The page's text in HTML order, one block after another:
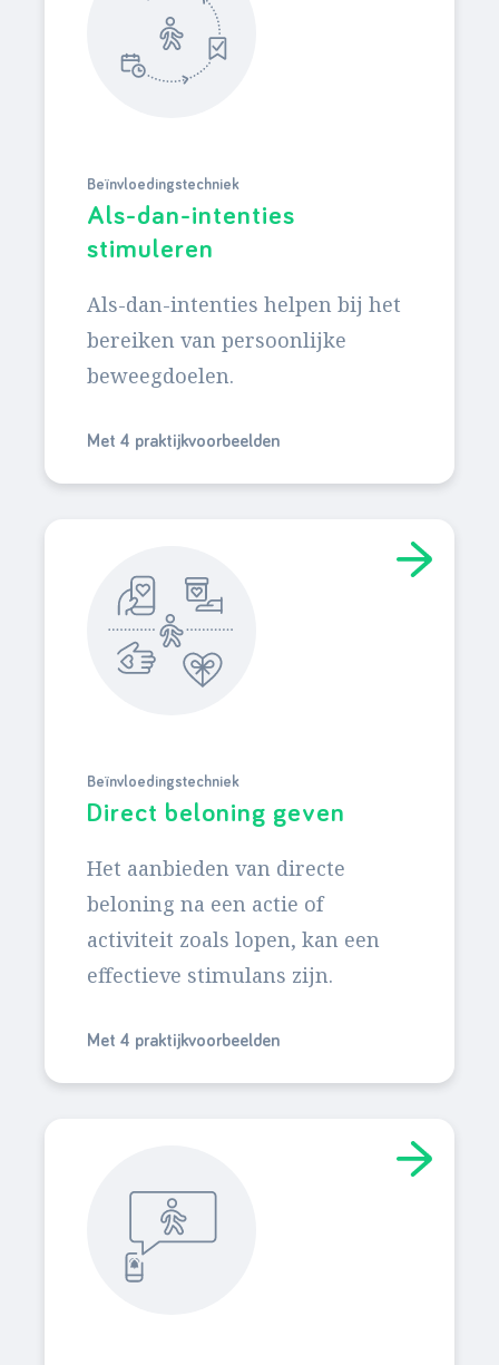
Beïnvloedingstechniek
Als-dan-intenties
stimuleren
Als-dan-intenties helpen bij het
bereiken van persoonlijke
beweegdoelen.
Met 4 praktijkvoorbeelden
Beïnvloedingstechniek
Direct beloning geven
Het aanbieden van directe
beloning na een actie of
activiteit zoals lopen, kan een
effectieve stimulans zijn.
Met 4 praktijkvoorbeelden